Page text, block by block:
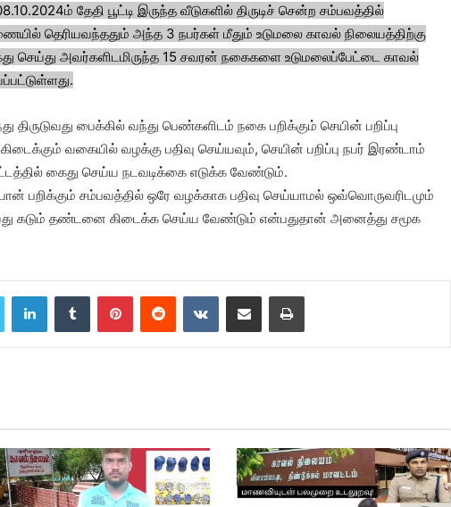
தேதி பூட்டி இருந்த வீடுகளில் திருடிச் சென்ற சம்பவத்தில்
தெரியவந்ததும் அந்த 3 நபர்கள் மீதும் உடுமலை காவல் நிலையத்திற்கு
செய்து அவர்களிடமிருந்த 15 சவரன் நகைகளை உடுமலைப்பேட்டை காவல்
திருடுவது பைக்கில் வந்து பெண்களிடம் நகை பறிக்கும் செயின் பறிப்பு
வகையில் வழக்கு பதிவு செய்யவும், செயின் பறிப்பு நபர் இரண்டாம்
கைது செய்ய நடவடிக்கை எடுக்க வேண்டும்.
பறிக்கும் சம்பவத்தில் ஒரே வழக்காக பதிவு செய்யாமல் ஒவ்வொருவரிடமும்
கடும் தண்டனை கிடைக்க செய்ய வேண்டும் என்பதுதான் அனைத்து சமூக
LinkedInTumblr PinterestReddit VKontakteShare via Email Print